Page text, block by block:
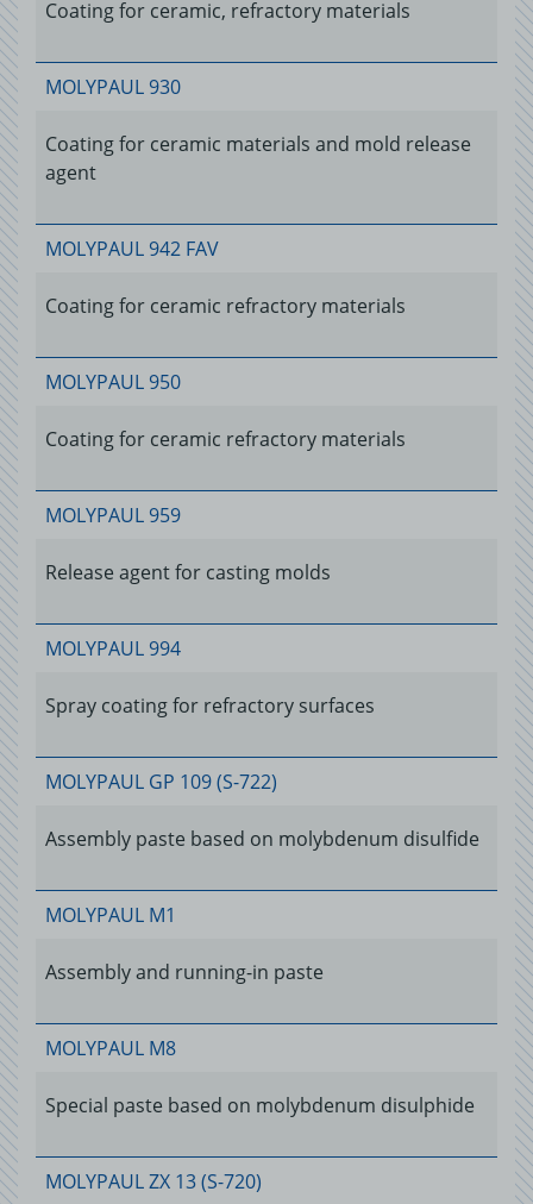
Coating for ceramic, refractory materials
MOLYPAUL 930
Coating for ceramic materials and mold release
agent
MOLYPAUL 942 FAV
Coating for ceramic refractory materials
MOLYPAUL 950
Coating for ceramic refractory materials
MOLYPAUL 959
Release agent for casting molds
MOLYPAUL 994
Spray coating for refractory surfaces
MOLYPAUL GP 109 (S-722)
Assembly paste based on molybdenum disulfide
MOLYPAUL M1
Assembly and running-in paste
MOLYPAUL M8
Special paste based on molybdenum disulphide
MOLYPAUL ZX 13 (S-720)